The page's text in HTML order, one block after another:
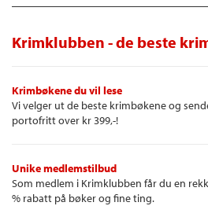
Krimklubben - de beste
Krimbøkene du vil lese
Vi velger ut de beste krimbøkene og
portofritt over kr 399,-!
Unike medlemstilbud
Som medlem i Krimklubben får du en
% rabatt på bøker og fine ting.